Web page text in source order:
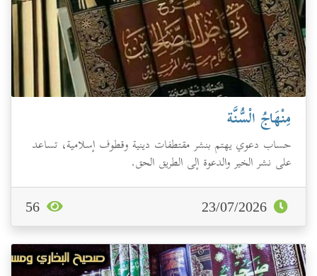
مِنْهَاجُ الْسُّنَّة
حساب دعوي يهتم بنشر مقتطفات دينية وقطوف إسلامية، تساعد
على نشر الخير والدعوة إلى الطريق الحق.